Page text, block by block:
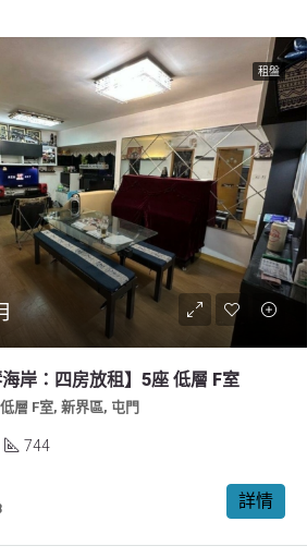
租盤
海岸：四房放租】5座 低層 F室
層 F室, 新界區, 屯門
744
詳情